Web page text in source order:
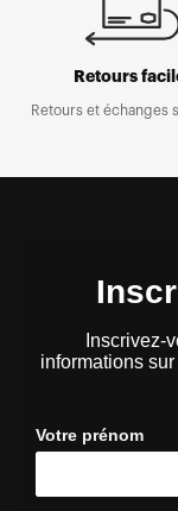
Retours
Retours et échanges
Inscrivez-
informations
Votre prénom